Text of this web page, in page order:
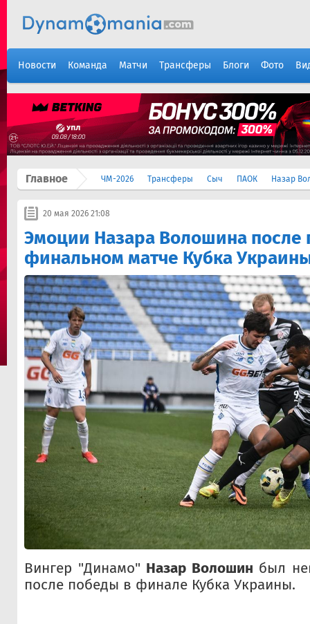
Новости Команда Матчи Трансферы Блоги Фото
Главное ЧМ-2026 Трансферы Сыч ПАОК Назар
20 мая 2026 21:08
Эмоции Назара Волошина после
финальном матче Кубка
Вингер "Динамо" Назар Волошин был
после победы в финале Кубка Украины.